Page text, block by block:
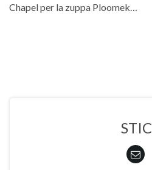
Chapel per la zuppa Ploomek…
STIC